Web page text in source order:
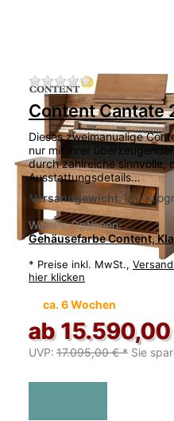
Zu diesem
Content Cantate
Dieses zweimanualige
nur mit ihrer
durch zahlreiche sinnvolle,
Ausstattungsdetails…
Versandgewicht:180
Weitere Optionen:
Gehäusefarbe Content,
* Preise inkl. MwSt.,
hier klicken
ca. 6 Wochen
ab
UVP: 17.095,00 € * Sie